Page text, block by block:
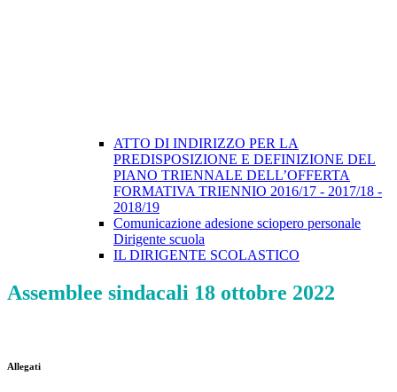
ATTO DI INDIRIZZO PER LA
PREDISPOSIZIONE E DEFINIZIONE DEL
PIANO TRIENNALE DELL’OFFERTA
FORMATIVA TRIENNIO 2016/17 - 2017/18 -
2018/19
Comunicazione adesione sciopero personale
Dirigente scuola
IL DIRIGENTE SCOLASTICO
Assemblee sindacali 18 ottobre 2022
Allegati